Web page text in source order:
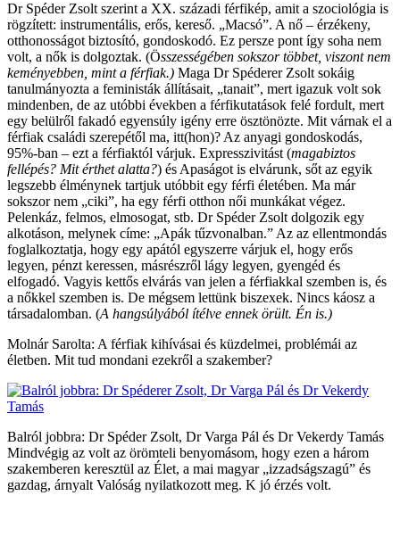
Dr Spéder Zsolt szerint a XX. századi férfikép, amit a szociológia is
rögzített: instrumentális, erős, kereső. „Macsó”. A nő – érzékeny,
otthonosságot biztosító, gondoskodó. Ez persze pont így soha nem
volt, a nők is dolgoztak. (Összességében sokszor többet, viszont nem
keményebben, mint a férfiak.) Maga Dr Spéderer Zsolt sokáig
tanulmányozta a feministák állításait, „tanait”, mert igazuk volt sok
mindenben, de az utóbbi években a férfikutatások felé fordult, mert
egy belülről fakadó egyensúly igény erre ösztönözte. Mit várnak el a
férfiak családi szerepétől ma, itt(hon)? Az anyagi gondoskodás,
95%-ban – ezt a férfiaktól várjuk. Expresszivitást (magabiztos
fellépés? Mit érthet alatta?) és Apaságot is elvárunk, sőt az egyik
legszebb élménynek tartjuk utóbbit egy férfi életében. Ma már
sokszor nem „ciki”, ha egy férfi otthon női munkákat végez.
Pelenkáz, felmos, elmosogat, stb. Dr Spéder Zsolt dolgozik egy
alkotáson, melynek címe: „Apák tűzvonalban.” Az az ellentmondás
foglalkoztatja, hogy egy apától egyszerre várjuk el, hogy erős
legyen, pénzt keressen, másrészről lágy legyen, gyengéd és
elfogadó. Vagyis kettős elvárás van jelen a férfiakkal szemben is, és
a nőkkel szemben is. De mégsem lettünk biszexek. Nincs káosz a
társadalomban. (A hangsúlyából ítélve ennek örült. Én is.)
Molnár Sarolta: A férfiak kihívásai és küzdelmei, problémái az
életben. Mit tud mondani ezekről a szakember?
Balról jobbra: Dr Spéder Zsolt, Dr Varga Pál és Dr Vekerdy Tamás
Mindvégig az volt az örömteli benyomásom, hogy ezen a három
szakemberen keresztül az Élet, a mai magyar „izzadságszagú” és
gazdag, árnyalt Valóság nyilatkozott meg. K jó érzés volt.